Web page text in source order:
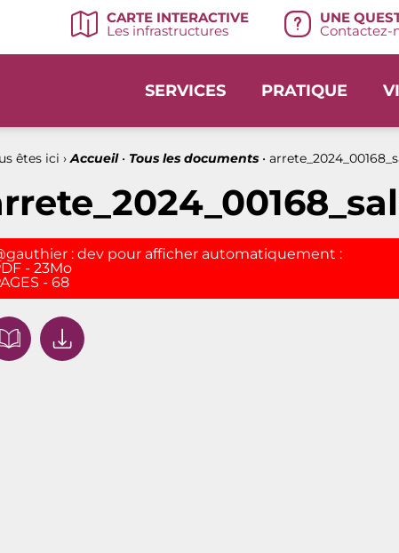
CARTE INTERACTIVE
Les infrastructures
UNE
Contactez-
SERVICES PRATIQUE
êtes ici › Accueil• Tous les documents•
: dev pour afficher automatiquement :
- 23Mo
- 68